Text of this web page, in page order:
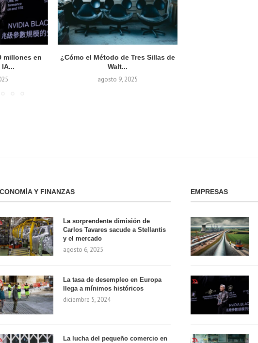
millones en
¿Cómo el Método de Tres Sillas de
Walt...
agosto 9, 2025
Y FINANZAS
La sorprendente dimisión de
Carlos Tavares sacude a Stellantis
y el mercado
agosto 6, 2025
La tasa de desempleo en Europa
llega a mínimos históricos
diciembre 5, 2024
La lucha del pequeño comercio en
EMPRESAS